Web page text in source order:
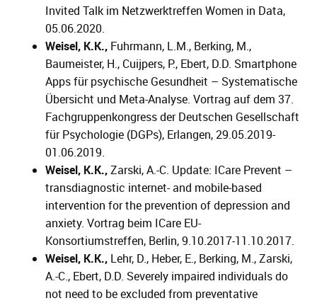
Invited Talk im Netzwerktreffen Women in Data,
05.06.2020.
Weisel, K.K., Fuhrmann, L.M., Berking, M.,
Baumeister, H., Cuijpers, P., Ebert, D.D. Smartphone
Apps für psychische Gesundheit – Systematische
Übersicht und Meta-Analyse. Vortrag auf dem 37.
Fachgruppenkongress der Deutschen Gesellschaft
für Psychologie (DGPs), Erlangen, 29.05.2019-
01.06.2019.
Weisel, K.K.,Zarski, A.-C. Update: ICare Prevent –
transdiagnostic internet- and mobile-based
intervention for the prevention of depression and
anxiety. Vortrag beim ICare EU-
Konsortiumstreffen, Berlin, 9.10.2017-11.10.2017.
Weisel, K.K., Lehr, D., Heber, E., Berking, M., Zarski,
A.-C., Ebert, D.D. Severely impaired individuals do
not need to be excluded from preventative